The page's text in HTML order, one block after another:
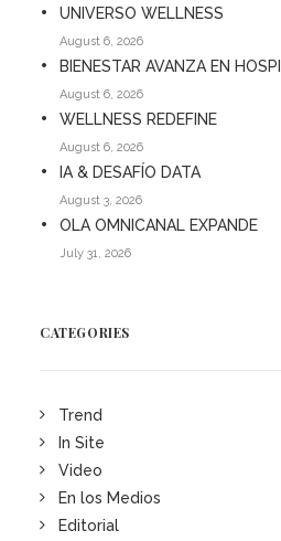
UNIVERSO WELLNESS
August 6, 2026
BIENESTAR AVANZA EN
August 6, 2026
WELLNESS REDEFINE
August 6, 2026
IA & DESAFÍO DATA
August 3, 2026
OLA OMNICANAL EXPANDE
July 31, 2026
CATEGORIES
Trend
In Site
Video
En los Medios
Editorial